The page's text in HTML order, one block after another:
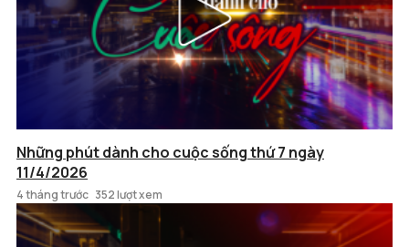
Những phút dành cho cuộc sống thứ 7 ngày
11/4/2026
4 tháng trước 352 lượt xem